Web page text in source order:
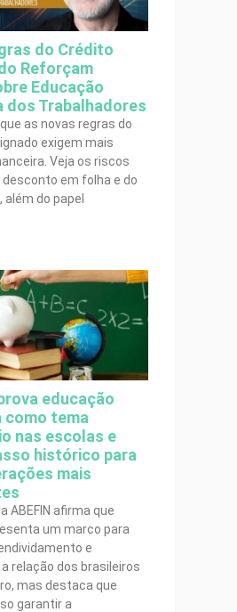
do Crédito
Reforçam
Educação
dos Trabalhadores
as novas regras do
exigem mais
Veja os riscos
desconto em folha e do
além do papel
educação
como tema
nas escolas e
histórico para
mais
ABEFIN afirma que
um marco para
e
relação dos brasileiros
mas destaca que
garantir a